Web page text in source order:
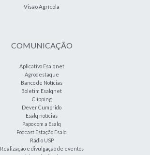
Visão Agrícola
COMUNICAÇÃO
Aplicativo Esalqnet
Agrodestaque
Banco de Notícias
Boletim Esalqnet
Clipping
Dever Cumprido
Esalq notícias
Papo com a Esalq
Podcast Estação Esalq
Rádio USP
Realização e divulgação de eventos